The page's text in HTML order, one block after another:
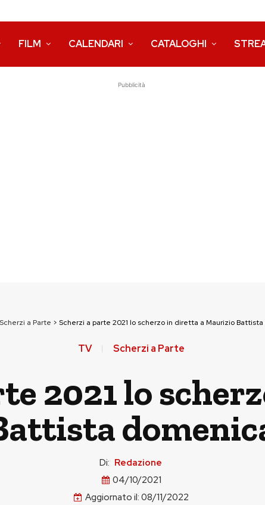
FILM CALENDARI CATALOGHI
Pubblicità
Scherzi a Parte > Scherzi a parte 2021 lo scherzo in diretta a Maurizio
TV Scherzi a Parte
2021 lo
Di: Redazione
04/10/2021
Aggiornato il: 08/11/2022